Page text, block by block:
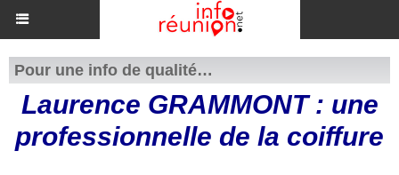
Pour une info de qualité…
Laurence GRAMMONT : une
professionnelle de la coiffure